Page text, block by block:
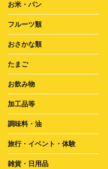
お米・パン
フルーツ類
おさかな類
たまご
お飲み物
加工品等
調味料・油
旅行・イベント・体験
雑貨・日用品